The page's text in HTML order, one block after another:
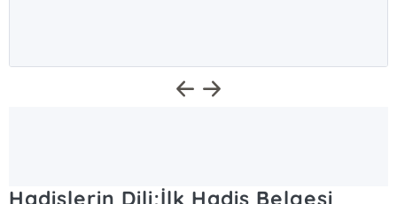
Hadislerin Dili;İlk Hadis Belgesi